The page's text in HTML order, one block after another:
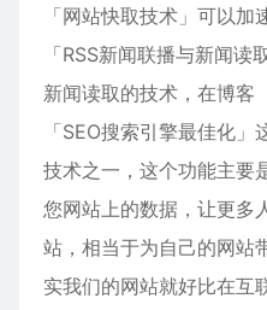
「网站快取技术」可以加
「RSS新闻联播与新闻
新闻读取的技术，在博客
「SEO搜索引擎最佳化
技术之一，这个功能主要
您网站上的数据，让更多
站，相当于为自己的网站
实我们的网站就好比在互